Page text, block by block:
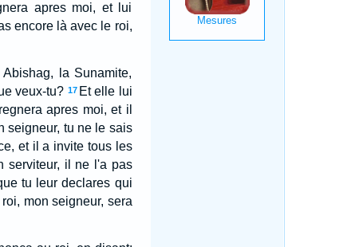
apres moi, et lui
encore là avec le roi,
la Sunamite,
veux-tu? 17 Et elle lui
apres moi, et il
seigneur, tu ne le sais
et il a invite tous les
serviteur, il ne l'a pas
tu leur declares qui
mon seigneur, sera